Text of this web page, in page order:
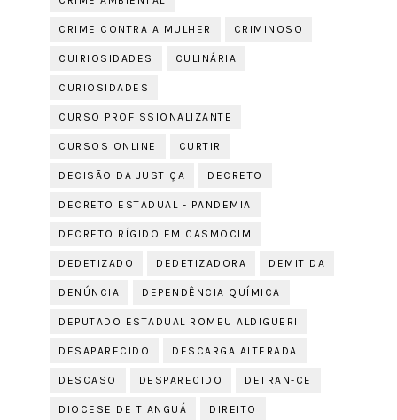
CRIME CONTRA A MULHER CRIMINOSO
CUIRIOSIDADES CULINÁRIA
CURIOSIDADES
CURSO PROFISSIONALIZANTE
CURSOS ONLINE CURTIR
DECISÃO DA JUSTIÇA DECRETO
DECRETO ESTADUAL - PANDEMIA
DECRETO RÍGIDO EM CASMOCIM
DEDETIZADO DEDETIZADORA DEMITIDA
DENÚNCIA DEPENDÊNCIA QUÍMICA
DEPUTADO ESTADUAL ROMEU ALDIGUERI
DESAPARECIDO DESCARGA ALTERADA
DESCASO DESPARECIDO DETRAN-CE
DIOCESE DE TIANGUÁ DIREITO